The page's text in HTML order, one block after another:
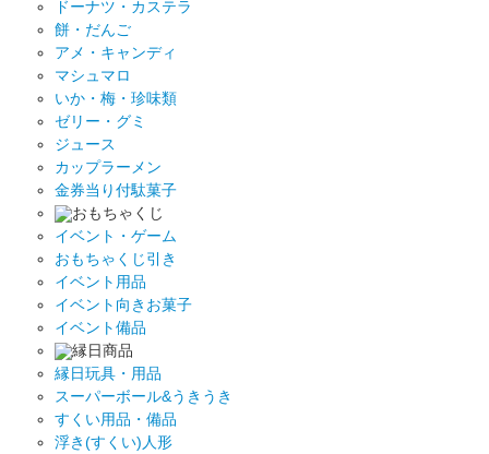
ドーナツ・カステラ
餅・だんご
アメ・キャンディ
マシュマロ
いか・梅・珍味類
ゼリー・グミ
ジュース
カップラーメン
金券当り付駄菓子
おもちゃくじ
イベント・ゲーム
おもちゃくじ引き
イベント用品
イベント向きお菓子
イベント備品
縁日商品
縁日玩具・用品
スーパーボール&うきうき
すくい用品・備品
浮き(すくい)人形